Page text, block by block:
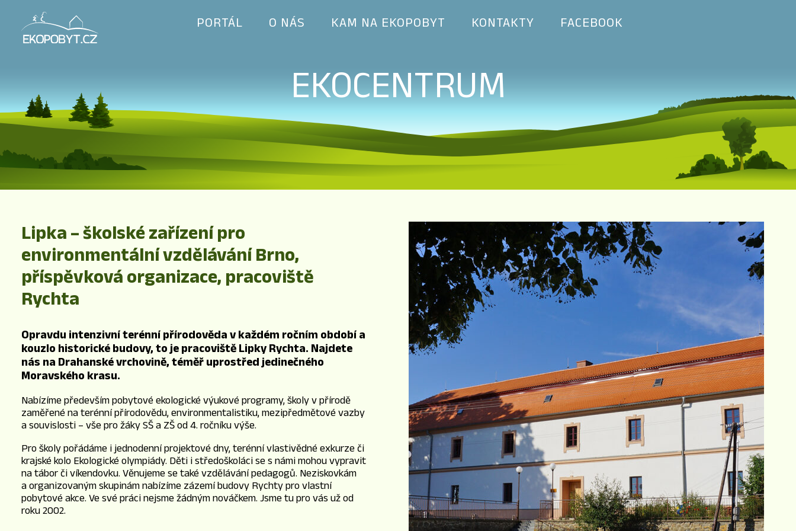
PORTÁL O NÁS KAM NA EKOPOBYT KONTAKTY FACEBOOK
EKOCENTRUM
Lipka – školské zařízení pro
environmentální vzdělávání Brno,
příspěvková organizace, pracoviště
Rychta
Opravdu intenzivní terénní přírodověda v každém ročním období a
kouzlo historické budovy, to je pracoviště Lipky Rychta. Najdete
nás na Drahanské vrchovině, téměř uprostřed jedinečného
Moravského krasu.
Nabízíme především pobytové ekologické výukové programy, školy v přírodě
zaměřené na terénní přírodovědu, environmentalistiku, mezipředmětové vazby
a souvislosti – vše pro žáky SŠ a ZŠ od 4. ročníku výše.
Pro školy pořádáme i jednodenní projektové dny, terénní vlastivědné exkurze či
krajské kolo Ekologické olympiády. Děti i středoškoláci se s námi mohou vypravit
na tábor či víkendovku. Věnujeme se také vzdělávání pedagogů. Neziskovkám
a organizovaným skupinám nabízíme zázemí budovy Rychty pro vlastní
pobytové akce. Ve své práci nejsme žádným nováčkem. Jsme tu pro vás už od
roku 2002.